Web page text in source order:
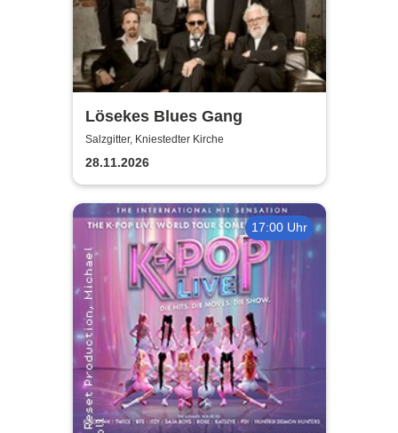
Lösekes Blues Gang
Salzgitter, Kniestedter Kirche
28.11.2026
17:00 Uhr